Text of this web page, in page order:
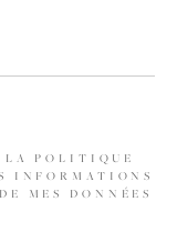
LA POLITIQUE
INFORMATIONS
MES DONNÉES